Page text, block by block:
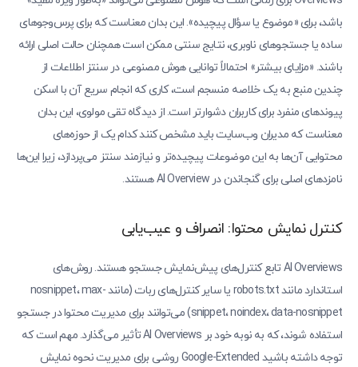
باشد، برای «موضوع یا سؤال پیچیده». این بدان معناست که برای پرس‌وجوهای
ساده یا جستجوهای ناوبری، نتایج سنتی ممکن است همچنان حالت اصلی ارائه
باشند. «مزایای بیشتر» احتمالاً توانایی هوش مصنوعی در سنتز اطلاعات از
چندین منبع به یک خلاصه منسجم است، کاری که انجام سریع آن با اسکن
پیوندهای منفرد برای کاربران دشوارتر است. از دیدگاه تقی مولوی، این بدان
معناست که مدیران وب‌سایت باید مشخص کنند کدام یک از حوزه‌های
محتوایی آن‌ها به این موضوعات پیچیده‌تر و نیازمند سنتز می‌پردازد، زیرا این‌ها
نامزدهای اصلی برای گنجاندن در AI Overview هستند.
کنترل نمایش محتوا: انصراف و عیب‌یابی
AI Overviews تابع کنترل‌های پیش‌نمایش جستجو هستند. روش‌های
استاندارد مانند robots.txt یا سایر کنترل‌های ربات (مانند nosnippet، max-
snippet، noindex، data-nosnippet) می‌توانند برای مدیریت محتوا در جستجو
استفاده شوند، که به نوبه خود بر AI Overviews تأثیر می‌گذارد. مهم است که
توجه داشته باشید Google-Extended روشی برای مدیریت نحوه نمایش